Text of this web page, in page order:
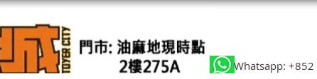
Whatsapp: